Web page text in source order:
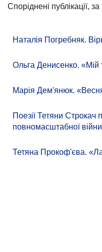
Споріднені публікації,
Наталія Погребняк.
Ольга Денисенко. «Мій
Марія Дем'янюк.
Поезії Тетяни Строкач
повномасштабної
Тетяна Прокоф'єва.